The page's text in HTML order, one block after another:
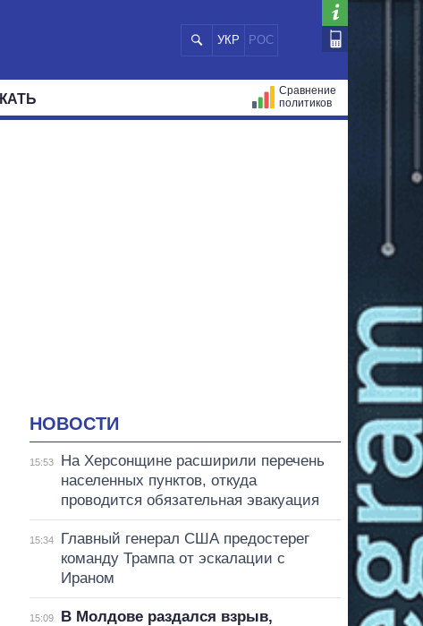
УКР РОС
Сравнение
политиков
НОВОСТИ
15:53
На Херсонщине расширили перечень
населенных пунктов, откуда
проводится обязательная эвакуация
15:34
Главный генерал США предостерег
команду Трампа от эскалации с
Ираном
15:09
В Молдове раздался взрыв,